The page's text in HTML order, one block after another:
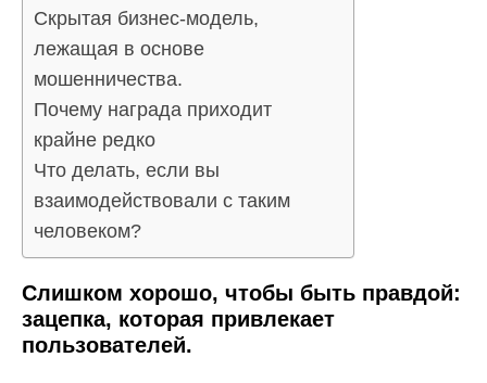
Скрытая бизнес-модель,
лежащая в основе
мошенничества.
Почему награда приходит
крайне редко
Что делать, если вы
взаимодействовали с таким
человеком?
Слишком хорошо, чтобы быть правдой:
зацепка, которая привлекает
пользователей.